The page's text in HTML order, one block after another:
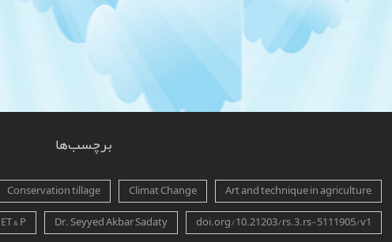
برچسب‌ها
Art and technique in agriculture
Climat Change
Conservation tillage
doi.org/10.21203/rs.3.rs-5111905/v1
Dr. Seyyed Akbar Sadaty
ET & P